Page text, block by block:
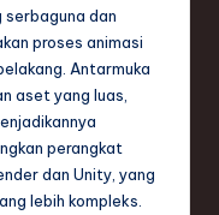
serbaguna dan
proses animasi
Antarmuka
aset yang luas,
perangkat
dan Unity, yang
lebih kompleks.